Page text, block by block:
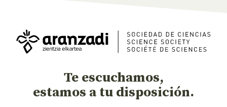
Te escuchamos,
estamos a tu disposición.